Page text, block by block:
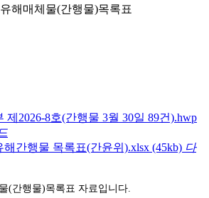
해매체물(간행물)목록표
2026-8호(간행물 3월 30일 89건).hwp
해간행물 목록표(간윤위).xlsx (45kb) 다
(간행물)목록표 자료입니다.